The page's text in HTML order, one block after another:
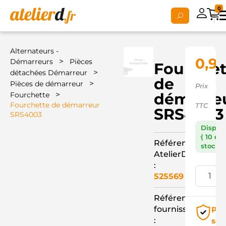
0
Alternateurs -
Démarreurs
>
Pièces
détachées Démarreur
>
Pièces de démarreur >
Fourchette >
Fourchette de démarreur
SRS4003
de
SRS4003
Référence
AtelierD
:
525569
Référence
fournisseur
:
0,92
Prix
TTC
( 10 en
stock )